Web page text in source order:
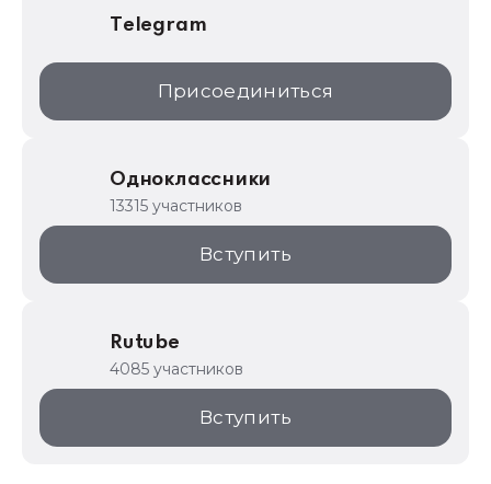
Telegram
Присоединиться
Одноклассники
13315 участников
Вступить
Rutube
4085 участников
Вступить